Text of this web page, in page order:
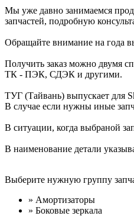
Мы уже давно занимаемся
запчастей, подробную
Обращайте внимание на года
Получить заказ можно двумя
ТК - ПЭК, СДЭК и другими.
ТУГ (Тайвань) выпускает для
В случае если нужны иные
В ситуации, когда выбраной
В наименование детали
Выберите нужную группу
» Амортизаторы
» Боковые зеркала